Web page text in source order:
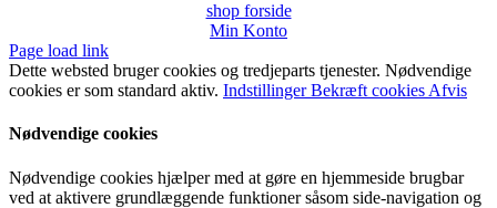
shop forside
Min Konto
Page load link
Dette websted bruger cookies og tredjeparts tjenester. Nødvendige
cookies er som standard aktiv. IndstillingerBekræft cookies Afvis
Nødvendige cookies
Nødvendige cookies hjælper med at gøre en hjemmeside brugbar
ved at aktivere grundlæggende funktioner såsom side-navigation og